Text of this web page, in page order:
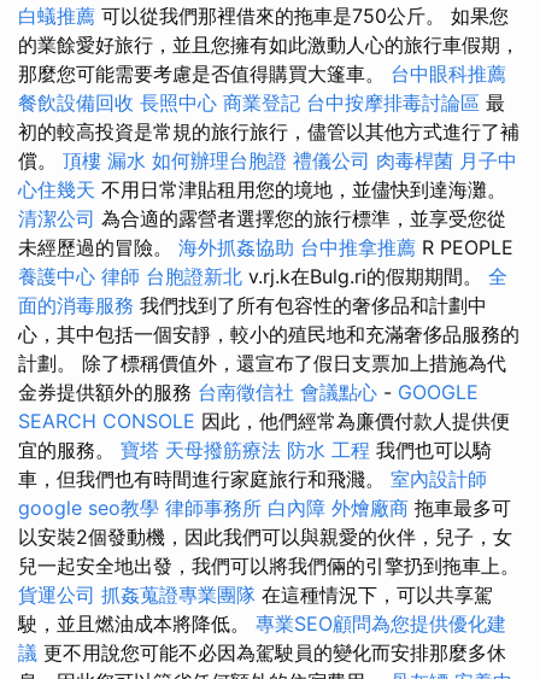
白蟻推薦 可以從我們那裡借來的拖車是750公斤。 如果您
的業餘愛好旅行，並且您擁有如此激動人心的旅行車假期，
那麼您可能需要考慮是否值得購買大篷車。 台中眼科推薦
餐飲設備回收 長照中心 商業登記 台中按摩排毒討論區 最
初的較高投資是常規的旅行旅行，儘管以其他方式進行了補
償。 頂樓 漏水 如何辦理台胞證 禮儀公司 肉毒桿菌 月子中
心住幾天 不用日常津貼租用您的境地，並儘快到達海灘。
清潔公司 為合適的露營者選擇您的旅行標準，並享受您從
未經歷過的冒險。 海外抓姦協助 台中推拿推薦 R PEOPLE
養護中心 律師 台胞證新北 v.rj.k在Bulg.ri的假期期間。 全
面的消毒服務 我們找到了所有包容性的奢侈品和計劃中
心，其中包括一個安靜，較小的殖民地和充滿奢侈品服務的
計劃。 除了標稱價值外，還宣布了假日支票加上措施為代
金券提供額外的服務 台南徵信社 會議點心 - GOOGLE
SEARCH CONSOLE 因此，他們經常為廉價付款人提供便
宜的服務。 寶塔 天母撥筋療法 防水 工程 我們也可以騎
車，但我們也有時間進行家庭旅行和飛濺。 室內設計師
google seo教學 律師事務所 白內障 外燴廠商 拖車最多可
以安裝2個發動機，因此我們可以與親愛的伙伴，兒子，女
兒一起安全地出發，我們可以將我們倆的引擎扔到拖車上。
貨運公司 抓姦蒐證專業團隊 在這種情況下，可以共享駕
駛，並且燃油成本將降低。 專業SEO顧問為您提供優化建
議 更不用說您可能不必因為駕駛員的變化而安排那麼多休